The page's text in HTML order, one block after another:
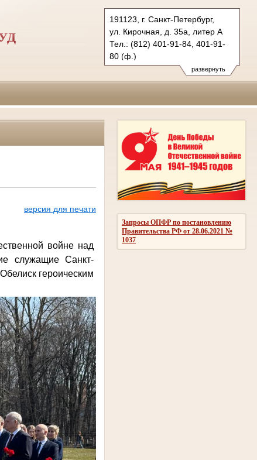
развернуть
191123, г. Санкт-Петербург,
ул. Кирочная, д. 35а, литер А
Тел.: (812) 401-91-84, 401-91-
80 (ф.)
1zovs.spb@sudrf.ru
Запросы ОПФР по постановлению
Правительства РФ от 28.06.2021 №
1037
версия для печати
войне над
служащие Санкт-
героическим